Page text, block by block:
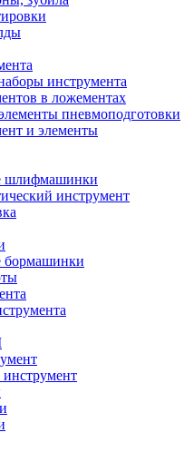
инструмента
в ложементах
пневмоподготовки
и элементы
шлифмашинки
инструмент
бормашинки